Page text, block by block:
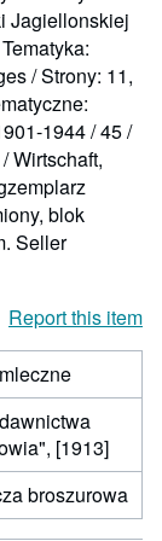
Jagiellonskiej
/ Strony: 11,
1944 / 45 /
Wirtschaft,
blok
Seller
Report this item
[1913]
broszurowa